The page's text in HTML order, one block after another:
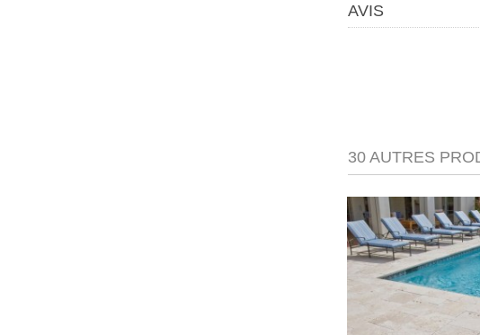
AVIS
30 AUTRES